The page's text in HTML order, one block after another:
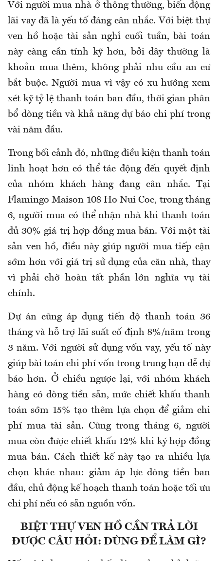
Với người mua nhà ở thông thường, biến động
lãi vay đã là yếu tố đáng cân nhắc. Với biệt thự
ven hồ hoặc tài sản nghỉ cuối tuần, bài toán
này càng cần tính kỹ hơn, bởi đây thường là
khoản mua thêm, không phải nhu cầu an cư
bắt buộc. Người mua vì vậy có xu hướng xem
xét kỹ tỷ lệ thanh toán ban đầu, thời gian phân
bổ dòng tiền và khả năng dự báo chi phí trong
vài năm đầu.
Trong bối cảnh đó, những điều kiện thanh toán
linh hoạt hơn có thể tác động đến quyết định
của nhóm khách hàng đang cân nhắc. Tại
Flamingo Maison 108 Ho Nui Coc, trong tháng
6, người mua có thể nhận nhà khi thanh toán
đủ 30% giá trị hợp đồng mua bán. Với một tài
sản ven hồ, điều này giúp người mua tiếp cận
sớm hơn với giá trị sử dụng của căn nhà, thay
vì phải chờ hoàn tất phần lớn nghĩa vụ tài
chính.
Dự án cũng áp dụng tiến độ thanh toán 36
tháng và hỗ trợ lãi suất cố định 8%/năm trong
3 năm. Với người sử dụng vốn vay, yếu tố này
giúp bài toán chi phí vốn trong trung hạn dễ dự
báo hơn. Ở chiều ngược lại, với nhóm khách
hàng có dòng tiền sẵn, mức chiết khấu thanh
toán sớm 15% tạo thêm lựa chọn để giảm chi
phí mua tài sản. Cũng trong tháng 6, người
mua còn được chiết khấu 12% khi ký hợp đồng
mua bán. Cách thiết kế này tạo ra nhiều lựa
chọn khác nhau: giảm áp lực dòng tiền ban
đầu, chủ động kế hoạch thanh toán hoặc tối ưu
chi phí nếu có sẵn nguồn vốn.
BIỆT THỰ VEN HỒ CẦN TRẢ LỜI
ĐƯỢC CÂU HỎI: DÙNG ĐỂ LÀM GÌ?